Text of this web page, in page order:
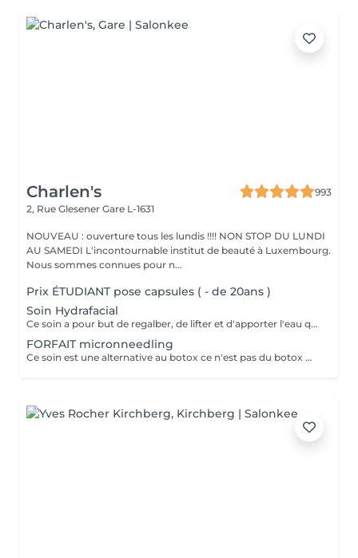
Charlen's
993
2, Rue Glesener Gare L-1631
NOUVEAU : ouverture tous les lundis !!!! NON STOP DU LUNDI
AU SAMEDI L'incontournable institut de beauté à Luxembourg.
Nous sommes connues pour n...
Prix ÉTUDIANT pose capsules ( - de 20ans )
Soin Hydrafacial
Ce soin a pour but de regalber, de lifter et d'apporter l'eau que la peau a besoin ! Chez nous, Ce soin est combiné avec la dermabrasion pour avoir de vrais résultats ! Il dure 1h30 N'hésitez pas à nous demander conseil à l'institut nous sommes à votre disposition :)
FORFAIT micronneedling
Ce soin est une alternative au botox ce n'est pas du botox mais les résultats sont incroyable votre peau est véritablement lissée ! un substrat de la toxine botulique. Agissant sur la contraction des muscles du visage, c'est une alternative connue au BOTOX